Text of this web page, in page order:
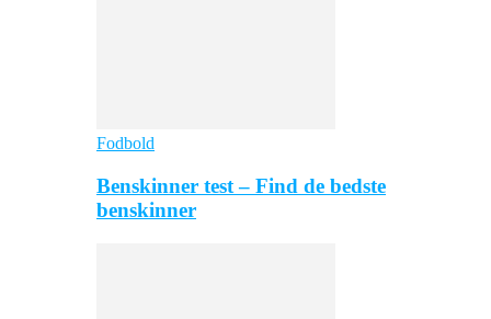
Fodbold
Benskinner test – Find de bedste
benskinner